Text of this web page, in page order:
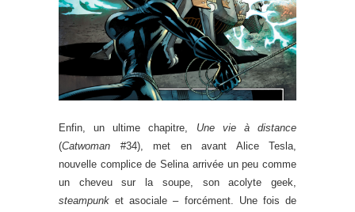
Enfin, un ultime chapitre, Une vie à distance
(Catwoman #34), met en avant Alice Tesla,
nouvelle complice de Selina arrivée un peu comme
un cheveu sur la soupe, son acolyte geek,
steampunk et asociale – forcément. Une fois de